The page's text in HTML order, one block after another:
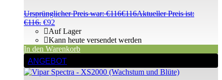
Ursprünglicher Preis war: €116€116Aktueller Preis ist:
€116. €92
Auf Lager
Kann heute versendet werden
In den Warenkorb
ANGEBOT